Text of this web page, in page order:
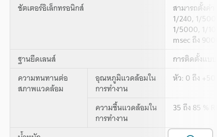
ชัตเตอร์อิเล็กทรอนิกส์
สามารถตั้งค่
1/240, 1/
1/5000, 1/
msec ถึง
ฐานยึดเลนส์
การติดตั้งแบ
ความทนทานต่อ
สภาพแวดล้อม
อุณหภูมิแวดล้อมใน
การทำงาน
หัว: 0 ถึง +50
ความชื้นแวดล้อมใน
การทำงาน
35 ถึง 85 %